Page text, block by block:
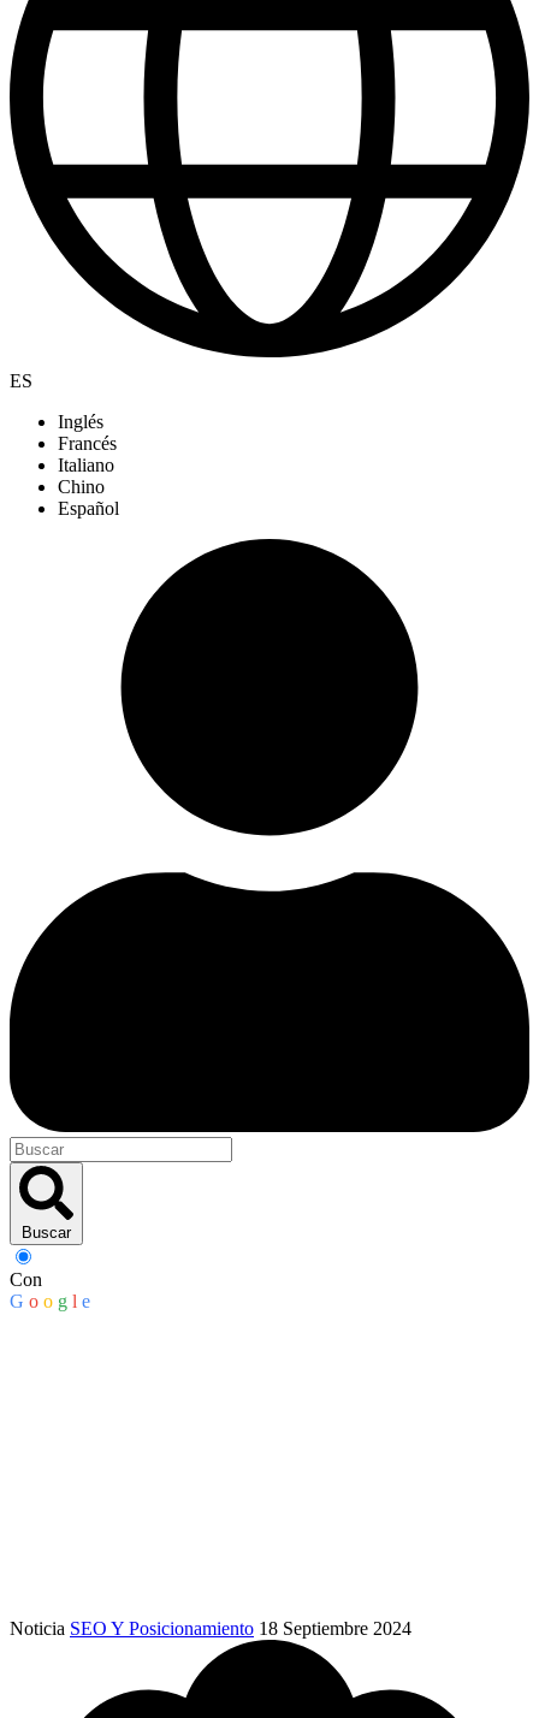
ES
Inglés
Francés
Italiano
Chino
Español
Buscar
Con
G o o g l e
Noticia SEO Y Posicionamiento 18 Septiembre 2024